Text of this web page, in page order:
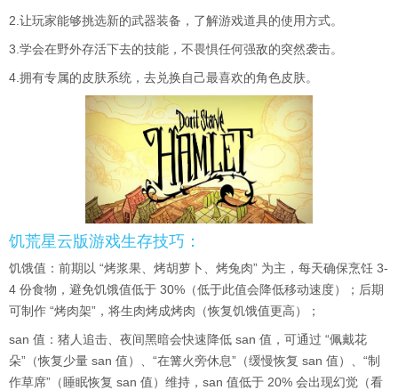
2.让玩家能够挑选新的武器装备，了解游戏道具的使用方式。
3.学会在野外存活下去的技能，不畏惧任何强敌的突然袭击。
4.拥有专属的皮肤系统，去兑换自己最喜欢的角色皮肤。
饥荒星云版游戏生存技巧：
饥饿值：前期以 “烤浆果、烤胡萝卜、烤兔肉” 为主，每天确保烹饪 3-
4 份食物，避免饥饿值低于 30%（低于此值会降低移动速度）；后期
可制作 “烤肉架”，将生肉烤成烤肉（恢复饥饿值更高）；
san 值：猪人追击、夜间黑暗会快速降低 san 值，可通过 “佩戴花
朵”（恢复少量 san 值）、“在篝火旁休息”（缓慢恢复 san 值）、“制
作草席”（睡眠恢复 san 值）维持，san 值低于 20% 会出现幻觉（看